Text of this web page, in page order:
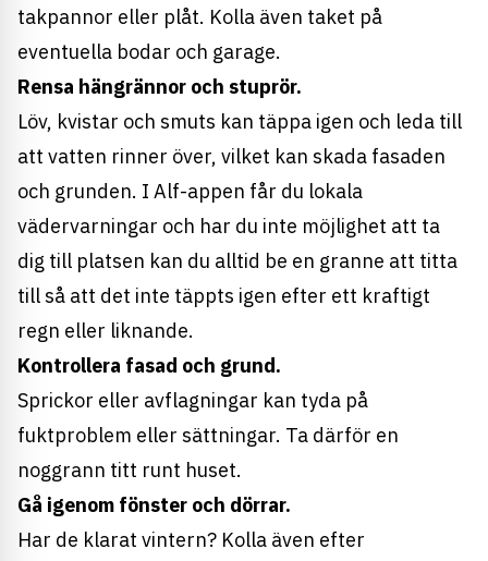
takpannor eller plåt. Kolla även taket på
eventuella bodar och garage.
Rensa hängrännor och stuprör.
Löv, kvistar och smuts kan täppa igen och leda till
att vatten rinner över, vilket kan skada fasaden
och grunden. I Alf-appen får du lokala
vädervarningar och har du inte möjlighet att ta
dig till platsen kan du alltid be en granne att titta
till så att det inte täppts igen efter ett kraftigt
regn eller liknande.
Kontrollera fasad och grund.
Sprickor eller avflagningar kan tyda på
fuktproblem eller sättningar. Ta därför en
noggrann titt runt huset.
Gå igenom fönster och dörrar.
Har de klarat vintern? Kolla även efter